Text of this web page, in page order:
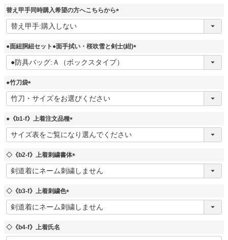
)
替え甲手同時購入希望の方へこちらから
(
)
●面紐胴紐セット●面手拭い・桜吹雪と剣士(紺)
(
●竹刀袋
(
)
●《b1-f》上着注文品種
(
必
)
◇《b2-f》上着刺繍書体
(
必
◇《b3-f》上着刺繍色
(
必
◇《b4-f》上着氏名